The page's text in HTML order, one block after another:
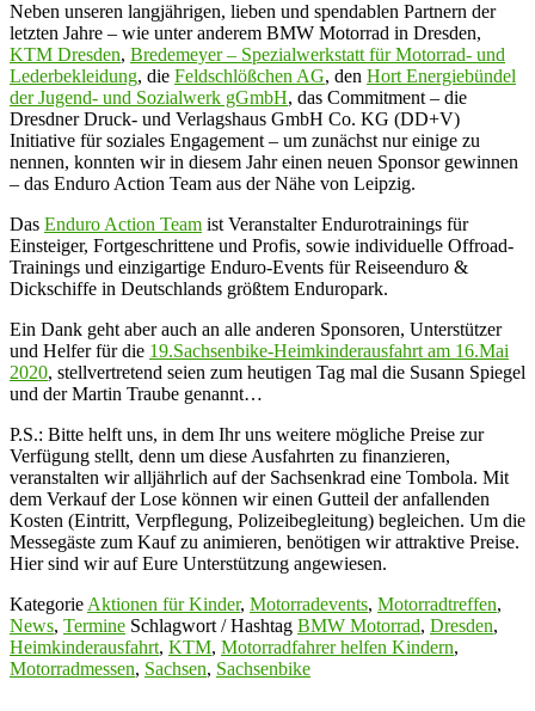
Neben unseren langjährigen, lieben und spendablen Partnern der
letzten Jahre – wie unter anderem BMW Motorrad in Dresden,
KTM Dresden, Bredemeyer – Spezialwerkstatt für Motorrad- und
Lederbekleidung, die Feldschlößchen AG, den Hort Energiebündel
der Jugend- und Sozialwerk gGmbH, das Commitment – die
Dresdner Druck- und Verlagshaus GmbH Co. KG (DD+V)
Initiative für soziales Engagement – um zunächst nur einige zu
nennen, konnten wir in diesem Jahr einen neuen Sponsor gewinnen
– das Enduro Action Team aus der Nähe von Leipzig.
Das Enduro Action Team ist Veranstalter Endurotrainings für
Einsteiger, Fortgeschrittene und Profis, sowie individuelle Offroad-
Trainings und einzigartige Enduro-Events für Reiseenduro &
Dickschiffe in Deutschlands größtem Enduropark.
Ein Dank geht aber auch an alle anderen Sponsoren, Unterstützer
und Helfer für die 19.Sachsenbike-Heimkinderausfahrt am 16.Mai
2020, stellvertretend seien zum heutigen Tag mal die Susann Spiegel
und der Martin Traube genannt…
P.S.: Bitte helft uns, in dem Ihr uns weitere mögliche Preise zur
Verfügung stellt, denn um diese Ausfahrten zu finanzieren,
veranstalten wir alljährlich auf der Sachsenkrad eine Tombola. Mit
dem Verkauf der Lose können wir einen Gutteil der anfallenden
Kosten (Eintritt, Verpflegung, Polizeibegleitung) begleichen. Um die
Messegäste zum Kauf zu animieren, benötigen wir attraktive Preise.
Hier sind wir auf Eure Unterstützung angewiesen.
Kategorie Aktionen für Kinder, Motorradevents, Motorradtreffen,
News, Termine Schlagwort / Hashtag BMW Motorrad, Dresden,
Heimkinderausfahrt, KTM, Motorradfahrer helfen Kindern,
Motorradmessen, Sachsen, Sachsenbike